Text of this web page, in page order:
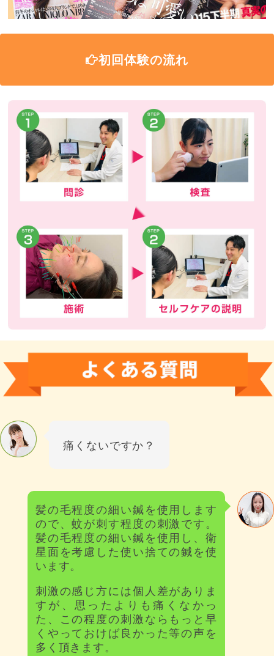
初回体験の流れ
痛くないですか？
髪の毛程度の細い鍼を使用します
ので、蚊が刺す程度の刺激です。
髪の毛程度の細い鍼を使用し、衛
星面を考慮した使い捨ての鍼を使
います。
刺激の感じ方には個人差がありま
すが、思ったよりも痛くなかっ
た、この程度の刺激ならもっと早
くやっておけば良かった等の声を
多く頂きます。